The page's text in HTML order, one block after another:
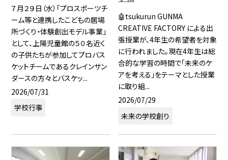
７月２９日（水）「プロスポーツチ
ーム等と連携したこどもの居場
所づくり・体験創出モデル事業」
として、上陽児童館の５０名近く
の子供たちが参加してプロバス
ケットチームであるクレインサン
ダースの方々とバスケッ...
2026/07/31
学校行事
🤖tsukurun GUNMA
CREATIVE FACTORY による出
張授業が、4年生の希望者を対象
に行われました。現在4年生は総
合的な学習の時間で「未来のケ
アを考える」をテーマとした授業
に取り組...
2026/07/29
未来の学校創り